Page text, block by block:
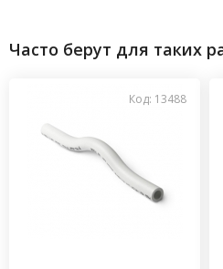
Часто берут для таких
Код: 13488